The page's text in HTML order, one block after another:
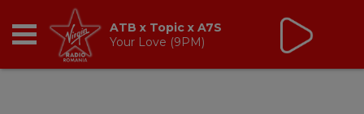
Non Stop Virgin
cu Virgin Radio Romania
24/24